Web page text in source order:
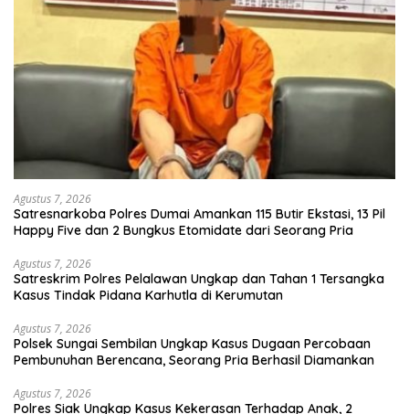
Agustus 7, 2026
Satresnarkoba Polres Dumai Amankan 115 Butir Ekstasi, 13 Pil
Happy Five dan 2 Bungkus Etomidate dari Seorang Pria
Agustus 7, 2026
Satreskrim Polres Pelalawan Ungkap dan Tahan 1 Tersangka
Kasus Tindak Pidana Karhutla di Kerumutan
Agustus 7, 2026
Polsek Sungai Sembilan Ungkap Kasus Dugaan Percobaan
Pembunuhan Berencana, Seorang Pria Berhasil Diamankan
Agustus 7, 2026
Polres Siak Ungkap Kasus Kekerasan Terhadap Anak, 2